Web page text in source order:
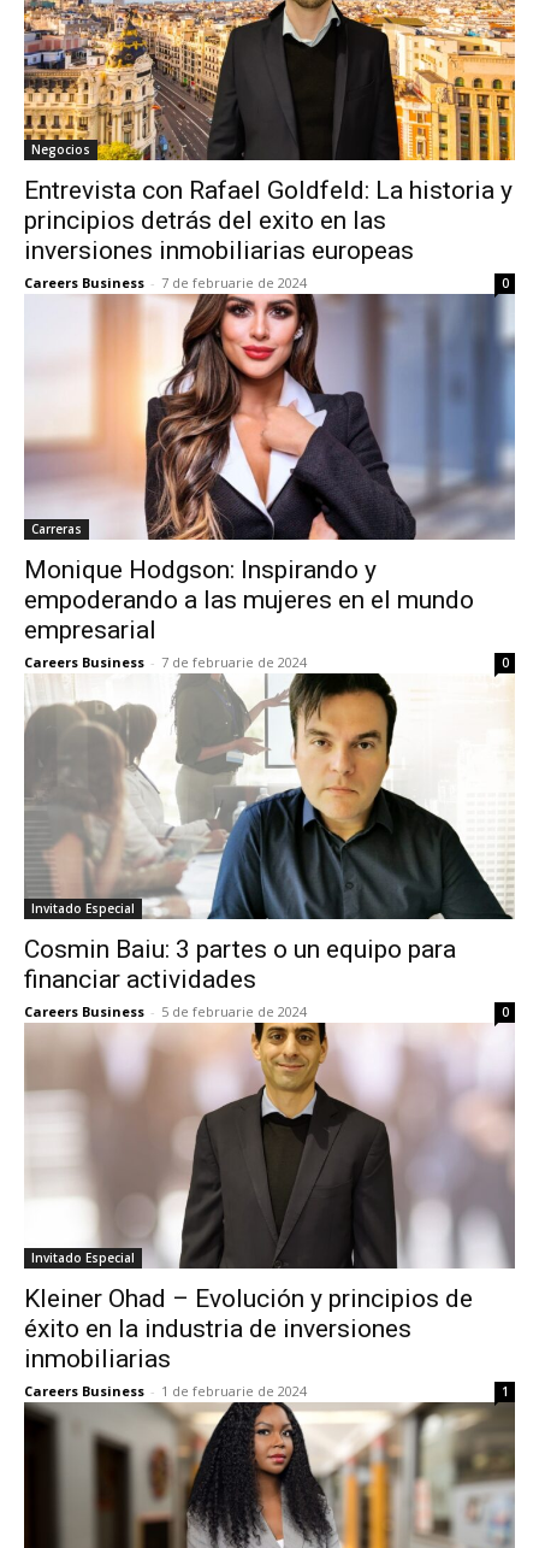
Negocios
Entrevista con Rafael Goldfeld: La historia y
principios detrás del exito en las
inversiones inmobiliarias europeas
Careers Business - 7 de februarie de 2024 0
Carreras
Monique Hodgson: Inspirando y
empoderando a las mujeres en el mundo
empresarial
Careers Business - 7 de februarie de 2024 0
Invitado Especial
Cosmin Baiu: 3 partes o un equipo para
financiar actividades
Careers Business - 5 de februarie de 2024 0
Invitado Especial
Kleiner Ohad – Evolución y principios de
éxito en la industria de inversiones
inmobiliarias
Careers Business - 1 de februarie de 2024 1